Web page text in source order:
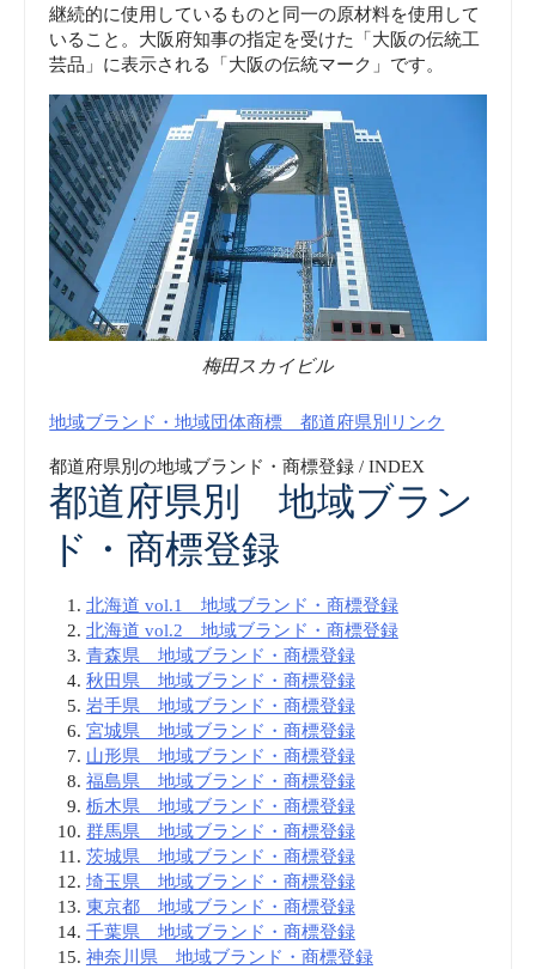
継続的に使用しているものと同一の原材料を使用して
いること。大阪府知事の指定を受けた「大阪の伝統工
芸品」に表示される「大阪の伝統マーク」です。
梅田スカイビル
地域ブランド・地域団体商標 都道府県別リンク
都道府県別の地域ブランド・商標登録 / INDEX
都道府県別 地域ブラン
ド・商標登録
北海道 vol.1 地域ブランド・商標登録
北海道 vol.2 地域ブランド・商標登録
青森県 地域ブランド・商標登録
秋田県 地域ブランド・商標登録
岩手県 地域ブランド・商標登録
宮城県 地域ブランド・商標登録
山形県 地域ブランド・商標登録
福島県 地域ブランド・商標登録
栃木県 地域ブランド・商標登録
群馬県 地域ブランド・商標登録
茨城県 地域ブランド・商標登録
埼玉県 地域ブランド・商標登録
東京都 地域ブランド・商標登録
千葉県 地域ブランド・商標登録
神奈川県 地域ブランド・商標登録